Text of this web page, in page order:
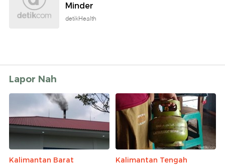
Minder
detikHealth
Lapor Nah
Kalimantan Barat
Kalimantan Tengah